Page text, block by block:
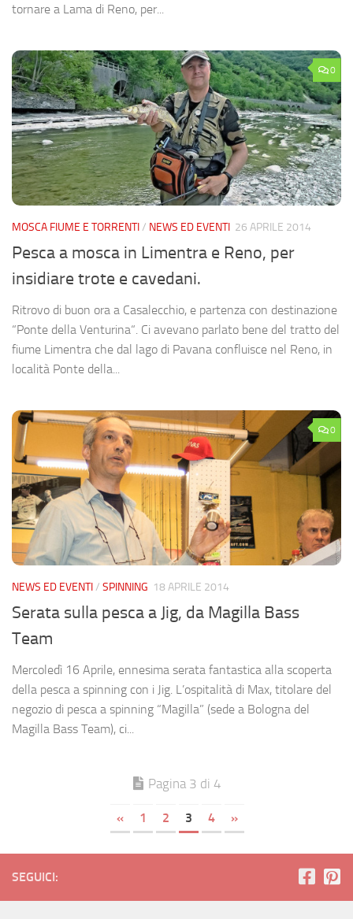
tornare a Lama di Reno, per...
0
MOSCA FIUME E TORRENTI/ NEWS ED EVENTI 26 APRILE 2014
Pesca a mosca in Limentra e Reno, per
insidiare trote e cavedani.
Ritrovo di buon ora a Casalecchio, e partenza con destinazione
“Ponte della Venturina“. Ci avevano parlato bene del tratto del
fiume Limentra che dal lago di Pavana confluisce nel Reno, in
località Ponte della...
0
NEWS ED EVENTI/ SPINNING 18 APRILE 2014
Serata sulla pesca a Jig, da Magilla Bass
Team
Mercoledì 16 Aprile, ennesima serata fantastica alla scoperta
della pesca a spinning con i Jig. L’ospitalità di Max, titolare del
negozio di pesca a spinning “Magilla” (sede a Bologna del
Magilla Bass Team), ci...
Pagina 3 di 4
« 1 2 3 4 »
SEGUICI: